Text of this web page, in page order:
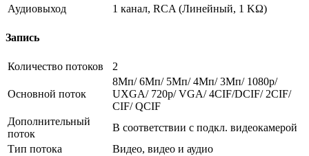
Аудиовыход
1 канал, RCA (Линейный, 1 KΩ)
Запись
Количество потоков 2
Основной поток
8Мп/ 6Мп/ 5Мп/ 4Мп/ 3Мп/ 1080p/
UXGA/ 720p/ VGA/ 4CIF/DCIF/ 2CIF/
CIF/ QCIF
Дополнительный
поток
В соответствии с подкл. видеокамерой
Тип потока
Видео, видео и аудио